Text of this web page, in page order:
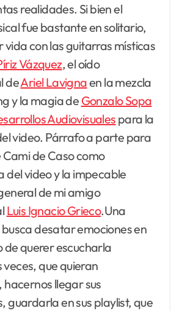
realidades. Si bien el
fue bastante en solitario,
vida con las guitarras místicas
Vázquez, el oído
deAriel Lavignaen la mezcla
y la magia deGonzalo Sopa
Audiovisuales para la
video. Párrafo a parte para
de Caso como
del video y la impecable
de mi amigo
Luis Ignacio Grieco.Una
desatar emociones en
de querer escucharla
veces, que quieran
llegar sus
guardarla en sus playlist, que